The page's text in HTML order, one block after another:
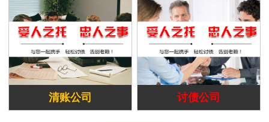
清账公司 讨债公司